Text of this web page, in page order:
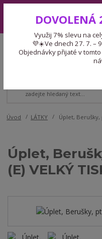
7. – 9. 8. 2026 čerpáme
odešleme
Expedice 775 866 913
Po-Čt 9-15:30 Pá 9-14:30 Pauza
Úvod LÁTKY Úplet, Berušky,
Úplet,
(E) VELKÝ
DOVOLENÁ
Využij 7% slevu na
💜☀️Ve dnech 27. 7. –
Objednávky přijaté v